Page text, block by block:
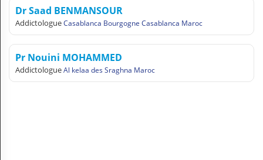
Se connecter
Dr Saad BENMANSOUR
AddictologueCasablanca Bourgogne Casablanca Maroc
Pr Nouini MOHAMMED
AddictologueAl kelaa des Sraghna Maroc